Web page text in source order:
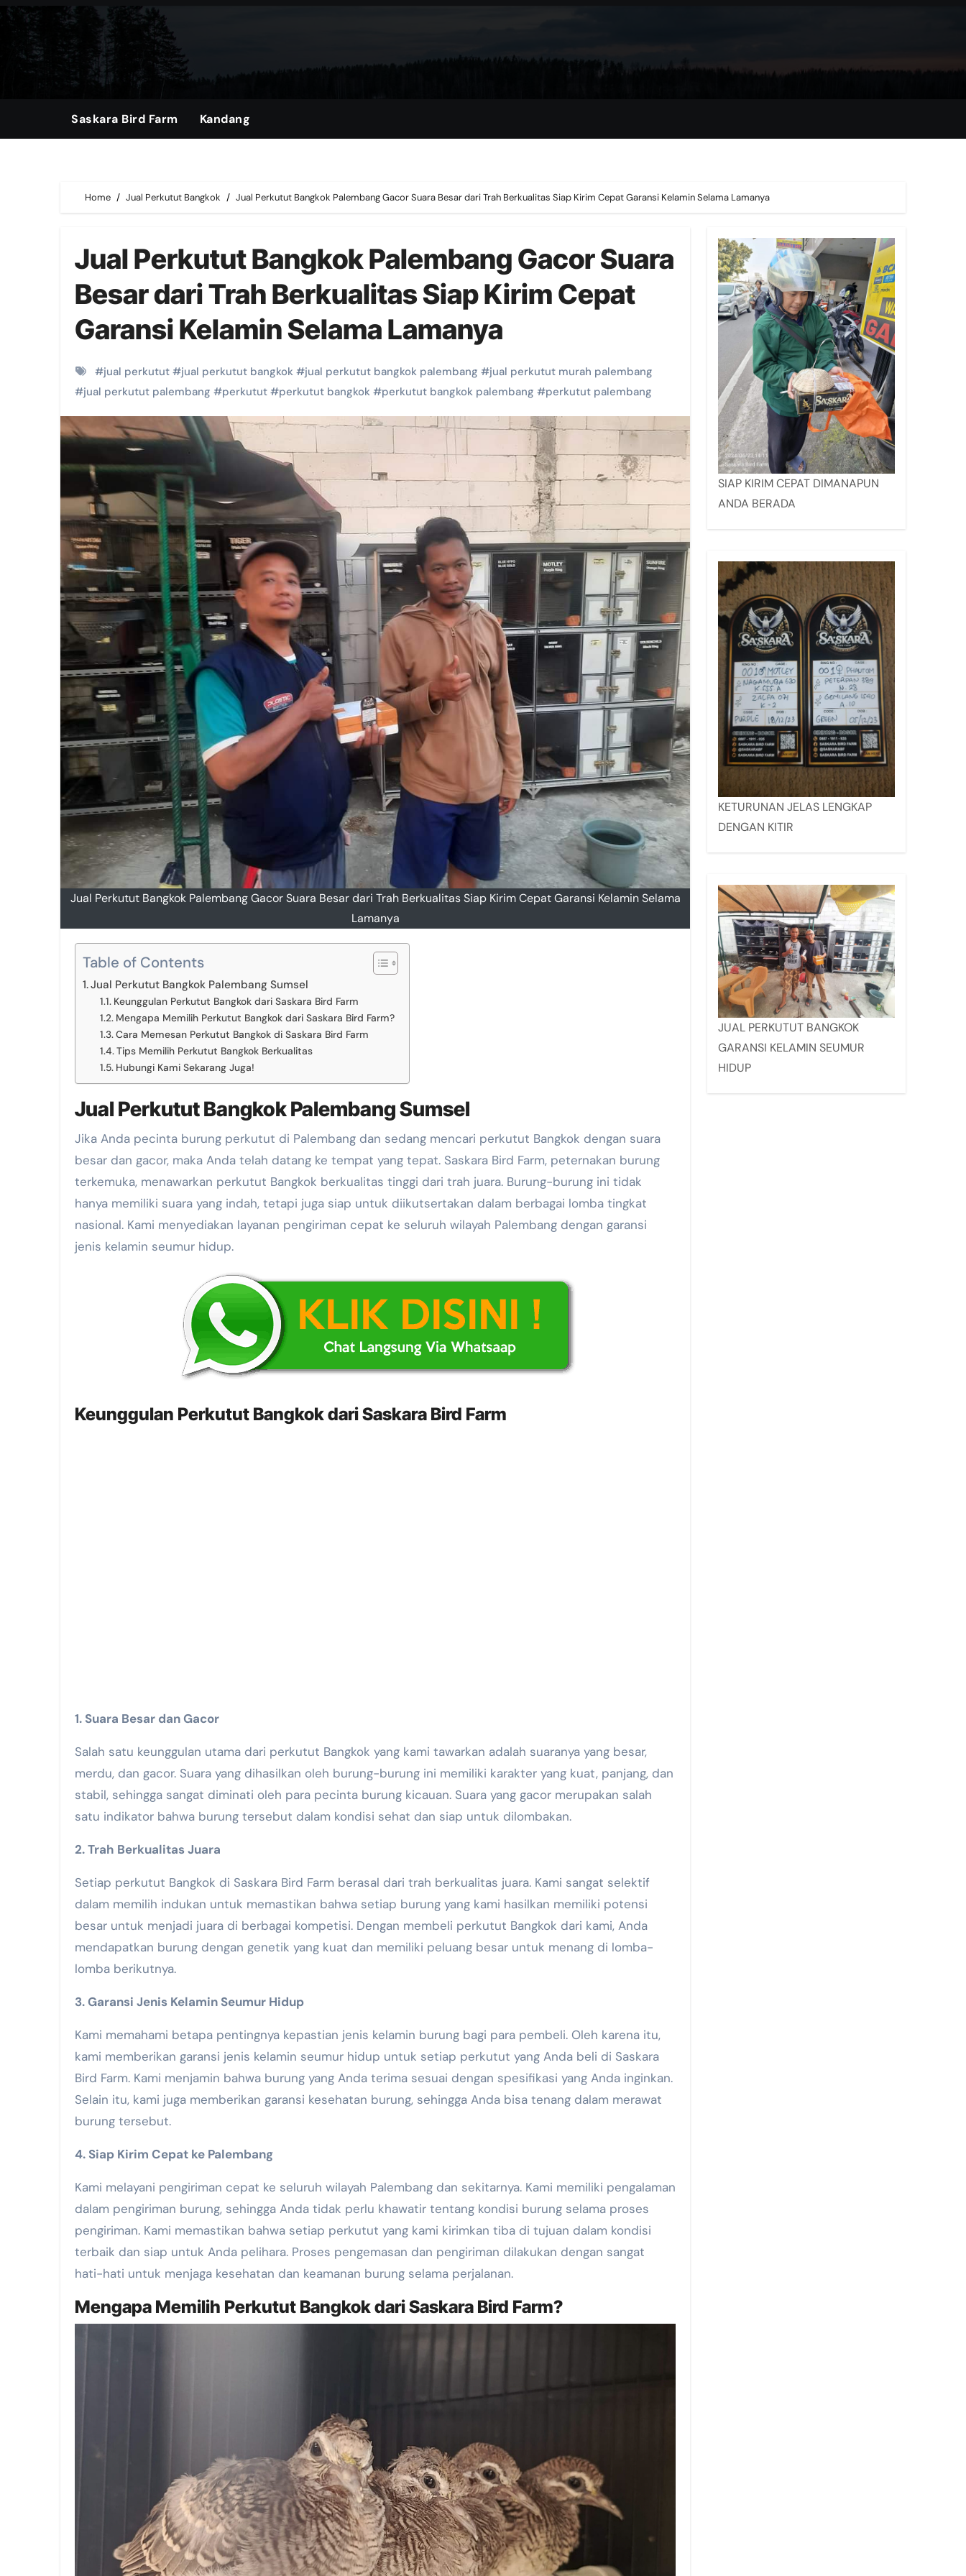
Skip
content
Saskara Bird Farm Kandang
Home Jual Perkutut Bangkok Jual Perkutut Bangkok Palembang Gacor Suara Besar dari Trah Berkualitas Siap Kirim Cepat Garansi Kelamin Selama Lamanya
Jual Perkutut Bangkok Palembang Gacor Suara
Besar dari Trah Berkualitas Siap Kirim Cepat
Garansi Kelamin Selama Lamanya
#jual perkutut #jual perkutut bangkok #jual perkutut bangkok palembang #jual perkutut murah palembang
#jual perkutut palembang #perkutut #perkutut bangkok #perkutut bangkok palembang #perkutut palembang
Jual Perkutut Bangkok Palembang Gacor Suara Besar dari Trah Berkualitas Siap Kirim Cepat Garansi Kelamin Selama
Lamanya
Table of Contents
Jual Perkutut Bangkok Palembang Sumsel
Keunggulan Perkutut Bangkok dari Saskara Bird Farm
Mengapa Memilih Perkutut Bangkok dari Saskara Bird Farm?
Cara Memesan Perkutut Bangkok di Saskara Bird Farm
Tips Memilih Perkutut Bangkok Berkualitas
Hubungi Kami Sekarang Juga!
Jual Perkutut Bangkok Palembang Sumsel
Jika Anda pecinta burung perkutut di Palembang dan sedang mencari perkutut Bangkok dengan suara
besar dan gacor, maka Anda telah datang ke tempat yang tepat. Saskara Bird Farm, peternakan burung
terkemuka, menawarkan perkutut Bangkok berkualitas tinggi dari trah juara. Burung-burung ini tidak
hanya memiliki suara yang indah, tetapi juga siap untuk diikutsertakan dalam berbagai lomba tingkat
nasional. Kami menyediakan layanan pengiriman cepat ke seluruh wilayah Palembang dengan garansi
jenis kelamin seumur hidup.
Keunggulan Perkutut Bangkok dari Saskara Bird Farm
1. Suara Besar dan Gacor
Salah satu keunggulan utama dari perkutut Bangkok yang kami tawarkan adalah suaranya yang besar,
merdu, dan gacor. Suara yang dihasilkan oleh burung-burung ini memiliki karakter yang kuat, panjang, dan
stabil, sehingga sangat diminati oleh para pecinta burung kicauan. Suara yang gacor merupakan salah
satu indikator bahwa burung tersebut dalam kondisi sehat dan siap untuk dilombakan.
2. Trah Berkualitas Juara
Setiap perkutut Bangkok di Saskara Bird Farm berasal dari trah berkualitas juara. Kami sangat selektif
dalam memilih indukan untuk memastikan bahwa setiap burung yang kami hasilkan memiliki potensi
besar untuk menjadi juara di berbagai kompetisi. Dengan membeli perkutut Bangkok dari kami, Anda
mendapatkan burung dengan genetik yang kuat dan memiliki peluang besar untuk menang di lomba-
lomba berikutnya.
3. Garansi Jenis Kelamin Seumur Hidup
Kami memahami betapa pentingnya kepastian jenis kelamin burung bagi para pembeli. Oleh karena itu,
kami memberikan garansi jenis kelamin seumur hidup untuk setiap perkutut yang Anda beli di Saskara
Bird Farm. Kami menjamin bahwa burung yang Anda terima sesuai dengan spesifikasi yang Anda inginkan.
Selain itu, kami juga memberikan garansi kesehatan burung, sehingga Anda bisa tenang dalam merawat
burung tersebut.
4. Siap Kirim Cepat ke Palembang
Kami melayani pengiriman cepat ke seluruh wilayah Palembang dan sekitarnya. Kami memiliki pengalaman
dalam pengiriman burung, sehingga Anda tidak perlu khawatir tentang kondisi burung selama proses
pengiriman. Kami memastikan bahwa setiap perkutut yang kami kirimkan tiba di tujuan dalam kondisi
terbaik dan siap untuk Anda pelihara. Proses pengemasan dan pengiriman dilakukan dengan sangat
hati-hati untuk menjaga kesehatan dan keamanan burung selama perjalanan.
Mengapa Memilih Perkutut Bangkok dari Saskara Bird Farm?
SIAP KIRIM CEPAT DIMANAPUN
ANDA BERADA
KETURUNAN JELAS LENGKAP
DENGAN KITIR
JUAL PERKUTUT BANGKOK
GARANSI KELAMIN SEUMUR
HIDUP